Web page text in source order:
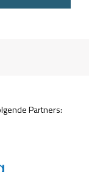
Partners: